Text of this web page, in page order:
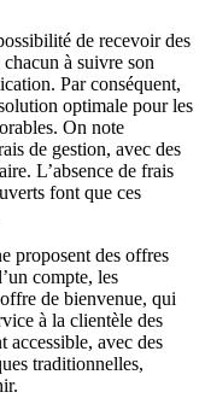
de recevoir des
à suivre son
Par conséquent,
optimale pour les
On note
de gestion, avec des
L’absence de frais
font que ces
proposent des offres
compte, les
de bienvenue, qui
à la clientèle des
accessible, avec des
traditionnelles,